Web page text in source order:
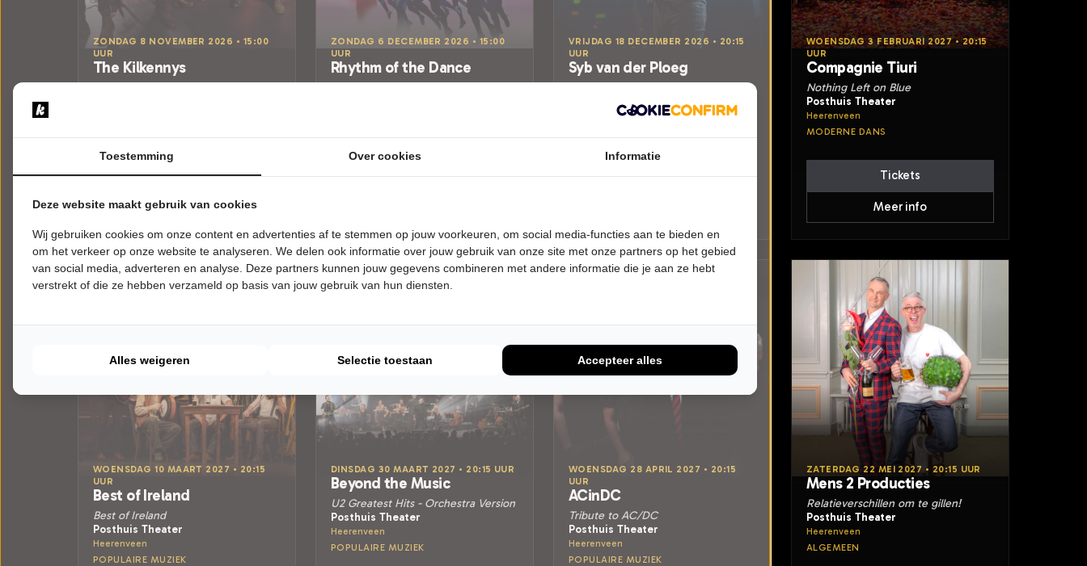
ZONDAG 8 NOVEMBER 2026 • 15:00
UUR
The Kilkennys
Tickets
Meer info
ZONDAG 6 DECEMBER 2026 • 15:00
UUR
Rhythm of the Dance
Tickets
VRIJDAG 18 DECEMBER 2026 • 20:15
UUR
Syb van der Ploeg
Heerenveen
Tickets
WOENSDAG 3 FEBRUARI 2027 • 20:15
UUR
Compagnie Tiuri
Nothing Left on Blue
Posthuis Theater
Heerenveen
MODERNE DANS
Tickets
Meer info
WOENSDAG 10 MAART 2027 • 20:15
UUR
Best of Ireland
Best of Ireland
Posthuis Theater
Heerenveen
POPULAIRE MUZIEK
DINSDAG 30 MAART 2027 • 20:15 UUR
Beyond the Music
U2 Greatest Hits - Orchestra Version
Posthuis Theater
Heerenveen
POPULAIRE MUZIEK
WOENSDAG 28 APRIL 2027 • 20:15
UUR
ACinDC
Tribute to AC/DC
Posthuis Theater
Heerenveen
POPULAIRE MUZIEK
ZATERDAG 22 MEI 2027 • 20:15 UUR
Mens 2 Producties
Relatieverschillen om te gillen!
Posthuis Theater
Heerenveen
ALGEMEEN
Toestemming Over cookies Informatie
Deze website maakt gebruik van cookies
Wij gebruiken cookies om onze content en advertenties af te stemmen op jouw voorkeuren, om social media-functies aan te bieden en
om het verkeer op onze website te analyseren. We delen ook informatie over jouw gebruik van onze site met onze partners op het gebied
van social media, adverteren en analyse. Deze partners kunnen jouw gegevens combineren met andere informatie die je aan ze hebt
verstrekt of die ze hebben verzameld op basis van jouw gebruik van hun diensten.
Alles weigeren Selectie toestaan Accepteer alles